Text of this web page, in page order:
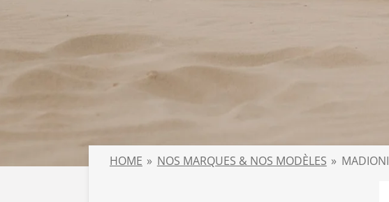
HOME » NOS MARQUES & NOS MODÈLES » MADIONI